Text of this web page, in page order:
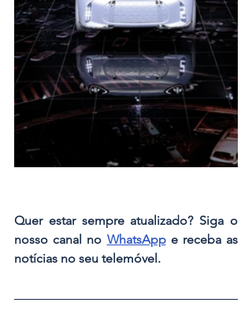
Quer estar sempre atualizado? Siga o
nosso canal no WhatsApp e receba as
notícias no seu telemóvel.